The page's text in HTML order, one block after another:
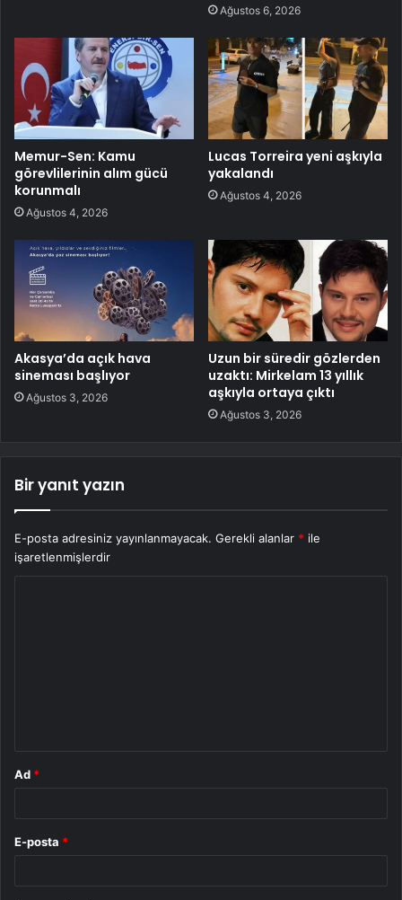
Ağustos 6, 2026
Memur-Sen: Kamu
görevlilerinin alım gücü
korunmalı
Ağustos 4, 2026
Lucas Torreira yeni aşkıyla
yakalandı
Ağustos 4, 2026
Akasya’da açık hava
sineması başlıyor
Ağustos 3, 2026
Uzun bir süredir gözlerden
uzaktı: Mirkelam 13 yıllık
aşkıyla ortaya çıktı
Ağustos 3, 2026
Bir yanıt yazın
E-posta adresiniz yayınlanmayacak. Gerekli alanlar * ile
işaretlenmişlerdir
Ad *
E-posta *